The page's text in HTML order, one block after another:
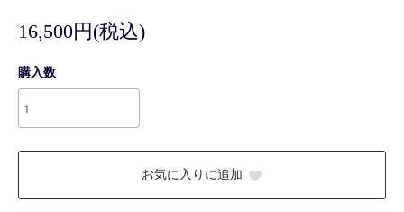
16,500円(税込)
購入数
お気に入りに追加